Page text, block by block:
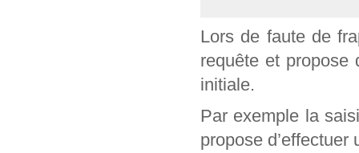
Lors de faute de
requête et propose
initiale.
Par exemple la
propose